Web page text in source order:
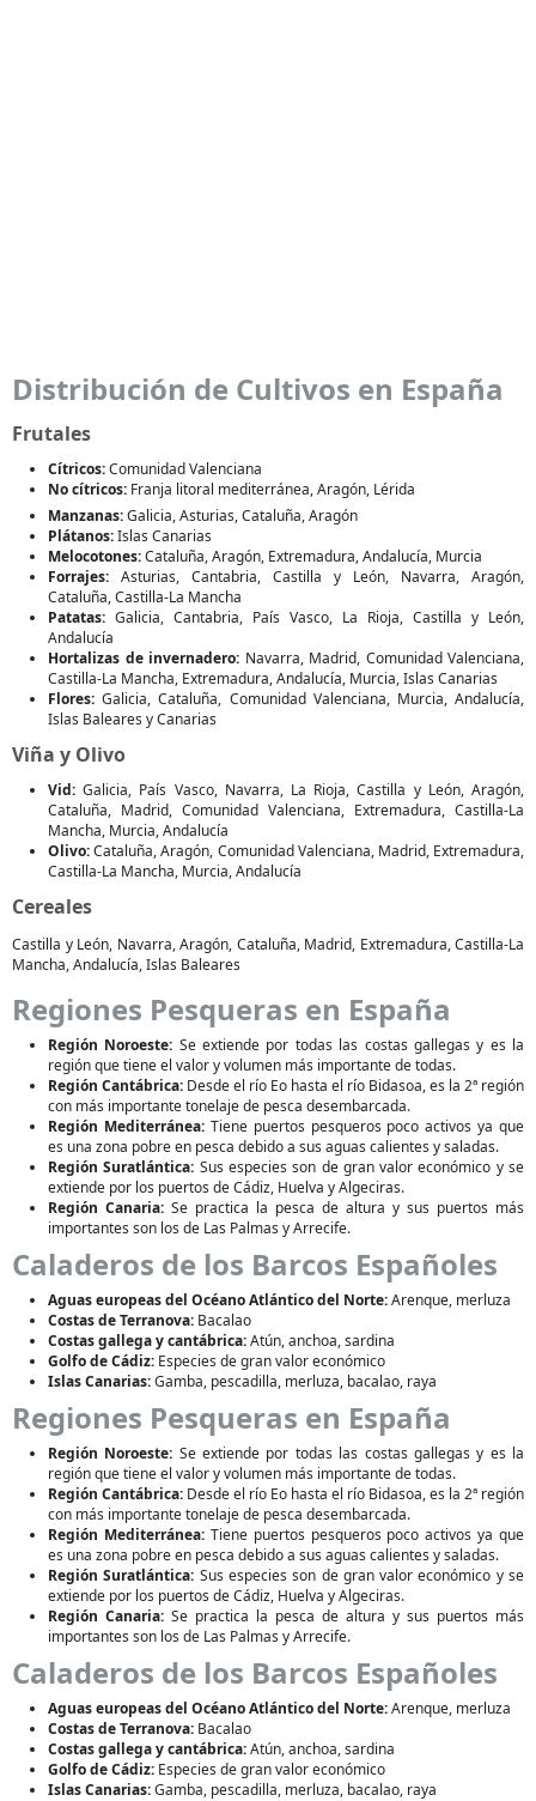
Distribución de Cultivos en España
Frutales
Cítricos:Comunidad Valenciana
No cítricos: Franja litoral mediterránea, Aragón, Lérida
Manzanas:Galicia, Asturias, Cataluña, Aragón
Plátanos:Islas Canarias
Melocotones:Cataluña, Aragón, Extremadura, Andalucía, Murcia
Forrajes: Asturias, Cantabria, Castilla y León, Navarra, Aragón,
Cataluña, Castilla-La Mancha
Patatas: Galicia, Cantabria, País Vasco, La Rioja, Castilla y León,
Andalucía
Hortalizas de invernadero: Navarra, Madrid, Comunidad Valenciana,
Castilla-La Mancha, Extremadura, Andalucía, Murcia, Islas Canarias
Flores: Galicia, Cataluña, Comunidad Valenciana, Murcia, Andalucía,
Islas Baleares y Canarias
Viña y Olivo
Vid: Galicia, País Vasco, Navarra, La Rioja, Castilla y León, Aragón,
Cataluña, Madrid, Comunidad Valenciana, Extremadura, Castilla-La
Mancha, Murcia, Andalucía
Olivo:Cataluña, Aragón, Comunidad Valenciana, Madrid, Extremadura,
Castilla-La Mancha, Murcia, Andalucía
Cereales
Castilla y León, Navarra, Aragón, Cataluña, Madrid, Extremadura, Castilla-La
Mancha, Andalucía, Islas Baleares
Regiones Pesqueras en España
Región Noroeste: Se extiende por todas las costas gallegas y es la
región que tiene el valor y volumen más importante de todas.
Región Cantábrica: Desde el río Eo hasta el río Bidasoa, es la 2ª región
con más importante tonelaje de pesca desembarcada.
Región Mediterránea:Tiene puertos pesqueros poco activos ya que
es una zona pobre en pesca debido a sus aguas calientes y saladas.
Región Suratlántica: Sus especies son de gran valor económico y se
extiende por los puertos de Cádiz, Huelva y Algeciras.
Región Canaria: Se practica la pesca de altura y sus puertos más
importantes son los de Las Palmas y Arrecife.
Caladeros de los Barcos Españoles
Aguas europeas del Océano Atlántico del Norte:Arenque, merluza
Costas de Terranova: Bacalao
Costas gallega y cantábrica:Atún, anchoa, sardina
Golfo de Cádiz: Especies de gran valor económico
Islas Canarias:Gamba, pescadilla, merluza, bacalao, raya
Regiones Pesqueras en España
Región Noroeste: Se extiende por todas las costas gallegas y es la
región que tiene el valor y volumen más importante de todas.
Región Cantábrica: Desde el río Eo hasta el río Bidasoa, es la 2ª región
con más importante tonelaje de pesca desembarcada.
Región Mediterránea:Tiene puertos pesqueros poco activos ya que
es una zona pobre en pesca debido a sus aguas calientes y saladas.
Región Suratlántica: Sus especies son de gran valor económico y se
extiende por los puertos de Cádiz, Huelva y Algeciras.
Región Canaria: Se practica la pesca de altura y sus puertos más
importantes son los de Las Palmas y Arrecife.
Caladeros de los Barcos Españoles
Aguas europeas del Océano Atlántico del Norte:Arenque, merluza
Costas de Terranova: Bacalao
Costas gallega y cantábrica:Atún, anchoa, sardina
Golfo de Cádiz: Especies de gran valor económico
Islas Canarias:Gamba, pescadilla, merluza, bacalao, raya